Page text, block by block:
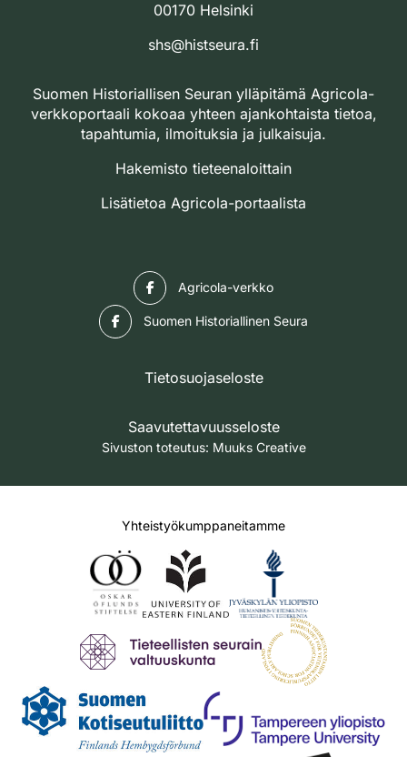
00170 Helsinki
shs@histseura.fi
Suomen Historiallisen Seuran ylläpitämä Agricola-
verkkoportaali kokoaa yhteen ajankohtaista tietoa,
tapahtumia, ilmoituksia ja julkaisuja.
Hakemisto tieteenaloittain
Lisätietoa Agricola-portaalista
Agricola-verkko
Suomen Historiallinen Seura
Tietosuojaseloste
Saavutettavuusseloste
Sivuston toteutus: Muuks Creative
Yhteistyökumppaneitamme